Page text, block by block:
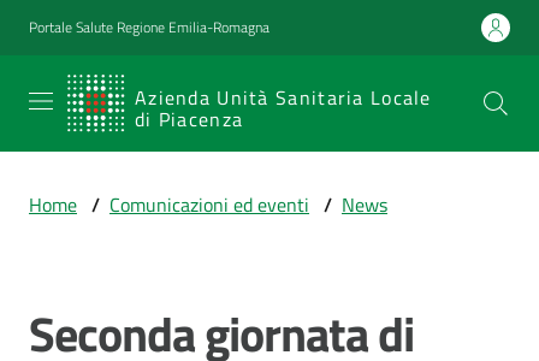
Vai al contenuto
Vai alla navigazione
Vai al footer
Portale Salute Regione Emilia-Romagna
Azienda Unità Sanitaria Locale
di Piacenza
SERVIZIO
SANITARIO
Emilia-
Sanitaria Locale
di Piacenza
Home / Comunicazioni ed eventi / News
Salta al contenuto
Seconda giornata di